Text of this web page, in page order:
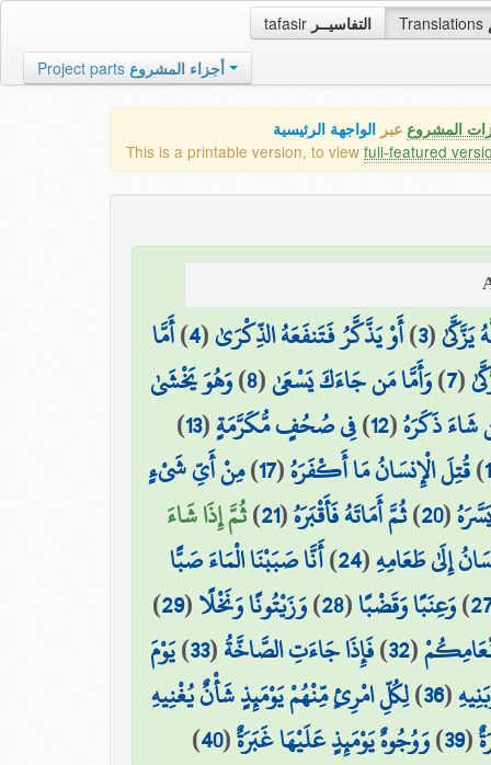
tafasir التفاسيــر Translations
Project parts أجزاء المشروع
المشروع عبر الواجهة الرئيسية
This is a printable version, to view full-featured
يَزَّكَّىٰ(
3
)أَوْ يَذَّكَّرُ فَتَنفَعَهُ الذِّكْرَىٰ(
4
)أَمَّا
(
7
)وَأَمَّا مَن جَاءَكَ يَسْعَىٰ(
8
)وَهُوَ يَخْشَىٰ
شَاءَ ذَكَرَهُ(
12
)فِي صُحُفٍ مُّكَرَّمَةٍ(
13
)
)قُتِلَ الْإِنسَانُ مَا أَكْفَرَهُ(
17
)مِنْ أَيِّ شَيْءٍ
(
20
)ثُمَّ أَمَاتَهُ فَأَقْبَرَهُ(
21
)ثُمَّ إِذَا شَاءَ
إِلَىٰ طَعَامِهِ(
24
)أَنَّا صَبَبْنَا الْمَاءَ صَبًّا
)وَعِنَبًا وَقَضْبًا(
28
)وَزَيْتُونًا وَنَخْلًا(
29
)
(
32
)فَإِذَا جَاءَتِ الصَّاخَّةُ(
33
)يَوْمَ
(
36
)لِكُلِّ امْرِئٍ مِّنْهُمْ يَوْمَئِذٍ شَأْنٌ يُغْنِيهِ
(
39
)وَوُجُوهٌ يَوْمَئِذٍ عَلَيْهَا غَبَرَةٌ(
40
)